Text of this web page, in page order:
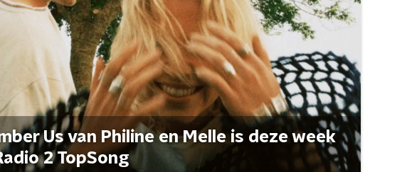
Us van Philine en Melle is deze week
2 TopSong